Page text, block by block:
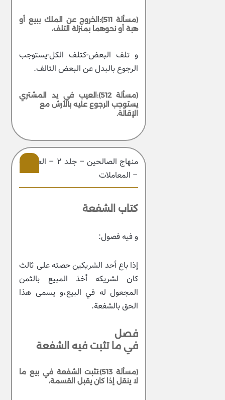
(مسألة 511):الخروج عن الملك ببيع أو
هبة أو نحوهما بمنزلة التلف،
و تلف البعض-كتلف الكل-يستوجب
الرجوع بالبدل عن البعض التالف.
(مسألة 512):العيب في يد المشتري
يستوجب الرجوع عليه بالأرش مع
الإقالة.
منهاج الصالحین – جلد ۲ – العبادات
– المعاملات
كتاب الشفعة
و فيه فصول:
إذا باع أحد الشريكين حصته على ثالث
كان لشريكه أخذ المبيع بالثمن
المجعول له في البيع،و يسمى هذا
الحق بالشفعة.
فصل
في ما تثبت فيه الشفعة
(مسألة 513):تثبت الشفعة في بيع ما
لا ينقل إذا كان يقبل القسمة،